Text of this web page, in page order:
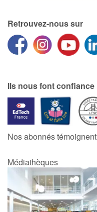
Retrouvez-nous sur
Ils nous font confiance
Nos abonnés témoignent
Médiathèques